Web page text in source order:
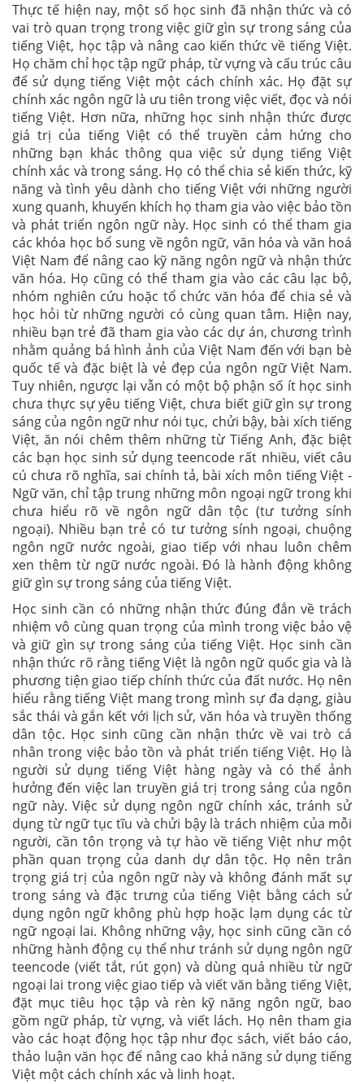
Thực tế hiện nay, một số học sinh đã nhận thức và có
vai trò quan trọng trong việc giữ gìn sự trong sáng của
tiếng Việt, học tập và nâng cao kiến thức về tiếng Việt.
Họ chăm chỉ học tập ngữ pháp, từ vựng và cấu trúc câu
để sử dụng tiếng Việt một cách chính xác. Họ đặt sự
chính xác ngôn ngữ là ưu tiên trong việc viết, đọc và nói
tiếng Việt. Hơn nữa, những học sinh nhận thức được
giá trị của tiếng Việt có thể truyền cảm hứng cho
những bạn khác thông qua việc sử dụng tiếng Việt
chính xác và trong sáng. Họ có thể chia sẻ kiến thức, kỹ
năng và tình yêu dành cho tiếng Việt với những người
xung quanh, khuyến khích họ tham gia vào việc bảo tồn
và phát triển ngôn ngữ này. Học sinh có thể tham gia
các khóa học bổ sung về ngôn ngữ, văn hóa và văn hoá
Việt Nam để nâng cao kỹ năng ngôn ngữ và nhận thức
văn hóa. Họ cũng có thể tham gia vào các câu lạc bộ,
nhóm nghiên cứu hoặc tổ chức văn hóa để chia sẻ và
học hỏi từ những người có cùng quan tâm. Hiện nay,
nhiều bạn trẻ đã tham gia vào các dự án, chương trình
nhằm quảng bá hình ảnh của Việt Nam đến với bạn bè
quốc tế và đặc biệt là vẻ đẹp của ngôn ngữ Việt Nam.
Tuy nhiên, ngược lại vẫn có một bộ phận số ít học sinh
chưa thực sự yêu tiếng Việt, chưa biết giữ gìn sự trong
sáng của ngôn ngữ như nói tục, chửi bậy, bài xích tiếng
Việt, ăn nói chêm thêm những từ Tiếng Anh, đặc biệt
các bạn học sinh sử dụng teencode rất nhiều, viết câu
cú chưa rõ nghĩa, sai chính tả, bài xích môn tiếng Việt -
Ngữ văn, chỉ tập trung những môn ngoại ngữ trong khi
chưa hiểu rõ về ngôn ngữ dân tộc (tư tưởng sính
ngoại). Nhiều bạn trẻ có tư tưởng sính ngoại, chuộng
ngôn ngữ nước ngoài, giao tiếp với nhau luôn chêm
xen thêm từ ngữ nước ngoài. Đó là hành động không
giữ gìn sự trong sáng của tiếng Việt.
Học sinh cần có những nhận thức đúng đắn về trách
nhiệm vô cùng quan trọng của mình trong việc bảo vệ
và giữ gìn sự trong sáng của tiếng Việt. Học sinh cần
nhận thức rõ rằng tiếng Việt là ngôn ngữ quốc gia và là
phương tiện giao tiếp chính thức của đất nước. Họ nên
hiểu rằng tiếng Việt mang trong mình sự đa dạng, giàu
sắc thái và gắn kết với lịch sử, văn hóa và truyền thống
dân tộc. Học sinh cũng cần nhận thức về vai trò cá
nhân trong việc bảo tồn và phát triển tiếng Việt. Họ là
người sử dụng tiếng Việt hàng ngày và có thể ảnh
hưởng đến việc lan truyền giá trị trong sáng của ngôn
ngữ này. Việc sử dụng ngôn ngữ chính xác, tránh sử
dụng từ ngữ tục tĩu và chửi bậy là trách nhiệm của mỗi
người, cần tôn trọng và tự hào về tiếng Việt như một
phần quan trọng của danh dự dân tộc. Họ nên trân
trọng giá trị của ngôn ngữ này và không đánh mất sự
trong sáng và đặc trưng của tiếng Việt bằng cách sử
dụng ngôn ngữ không phù hợp hoặc lạm dụng các từ
ngữ ngoại lai. Không những vậy, học sinh cũng cần có
những hành động cụ thể như tránh sử dụng ngôn ngữ
teencode (viết tắt, rút gọn) và dùng quá nhiều từ ngữ
ngoại lai trong việc giao tiếp và viết văn bằng tiếng Việt,
đặt mục tiêu học tập và rèn kỹ năng ngôn ngữ, bao
gồm ngữ pháp, từ vựng, và viết lách. Họ nên tham gia
vào các hoạt động học tập như đọc sách, viết báo cáo,
thảo luận văn học để nâng cao khả năng sử dụng tiếng
Việt một cách chính xác và linh hoạt.